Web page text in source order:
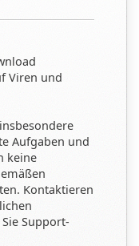
Viren und
Aufgaben und
keine
Kontaktieren
Support-